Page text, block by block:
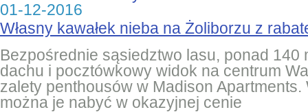
01-12-2016
Własny kawałek nieba na Żoliborzu z
Bezpośrednie sąsiedztwo lasu, ponad 140
dachu i pocztówkowy widok na centrum
zalety penthousów w Madison
można je nabyć w okazyjnej cenie